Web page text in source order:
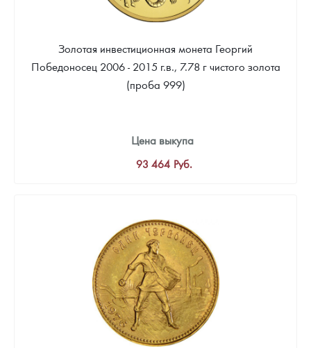
Золотая инвестиционная монета Георгий
Победоносец 2006 - 2015 г.в., 7.78 г чистого золота
(проба 999)
Цена выкупа
93 464 Руб.